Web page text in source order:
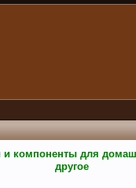
компоненты для
другое